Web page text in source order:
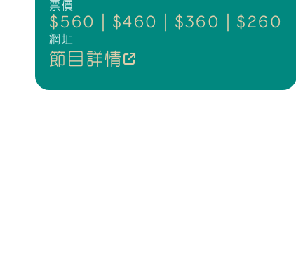
票價
$560 | $460 | $360 | $260
網址
節目詳情